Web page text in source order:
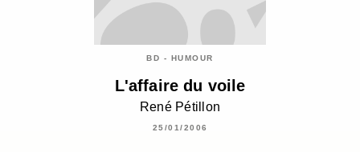
BD - HUMOUR
L'affaire du voile
René Pétillon
25/01/2006